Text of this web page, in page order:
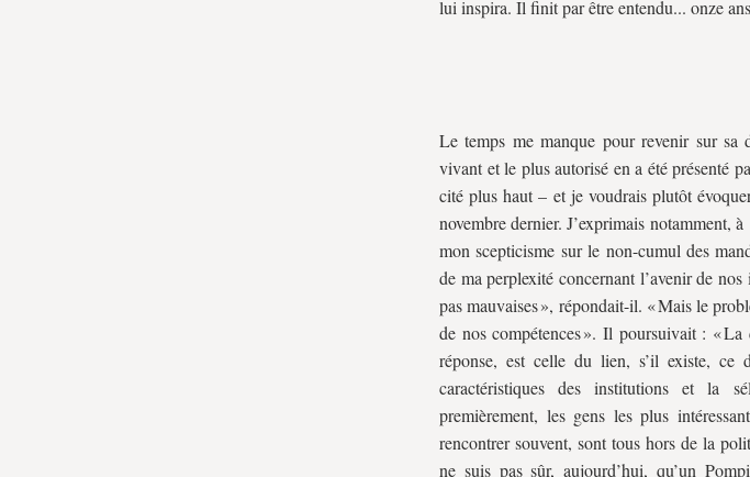
lui inspira. Il finit par être entendu... onze
Le temps me manque pour revenir sur sa
vivant et le plus autorisé en a été présenté
cité plus haut – et je voudrais plutôt
novembre dernier. J’exprimais notamment,
mon scepticisme sur le non-cumul des
de ma perplexité concernant l’avenir de
pas mauvaises », répondait-il. « Mais le
de nos compétences ». Il poursuivait : «
réponse, est celle du lien, s’il existe,
caractéristiques des institutions et la
premièrement, les gens les plus
rencontrer souvent, sont tous hors de la
ne suis pas sûr, aujourd’hui, qu’un